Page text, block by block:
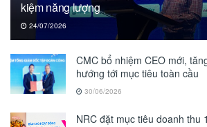
kiệm năng lượng
24/07/2026
CMC bổ nhiệm CEO mới,
hướng tới mục tiêu toàn cầu
30/06/2026
NRC đặt mục tiêu doanh thu